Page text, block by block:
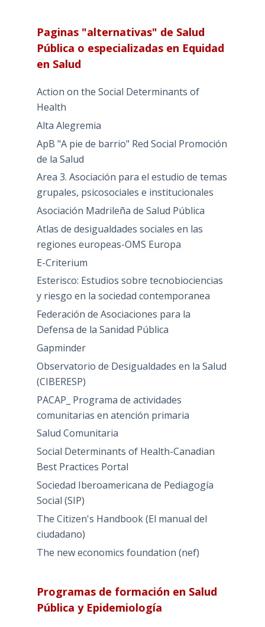
Paginas "alternativas" de Salud
Pública o especializadas en Equidad
en Salud
Action on the Social Determinants of
Health
Alta Alegremia
ApB "A pie de barrio" Red Social Promoción
de la Salud
Area 3. Asociación para el estudio de temas
grupales, psicosociales e institucionales
Asociación Madrileña de Salud Pública
Atlas de desigualdades sociales en las
regiones europeas-OMS Europa
E-Criterium
Esterisco: Estudios sobre tecnobiociencias
y riesgo en la sociedad contemporanea
Federación de Asociaciones para la
Defensa de la Sanidad Pública
Gapminder
Observatorio de Desigualdades en la Salud
(CIBERESP)
PACAP_ Programa de actividades
comunitarias en atención primaria
Salud Comunitaria
Social Determinants of Health-Canadian
Best Practices Portal
Sociedad Iberoamericana de Pediagogía
Social (SIP)
The Citizen's Handbook (El manual del
ciudadano)
The new economics foundation (nef)
Programas de formación en Salud
Pública y Epidemiología